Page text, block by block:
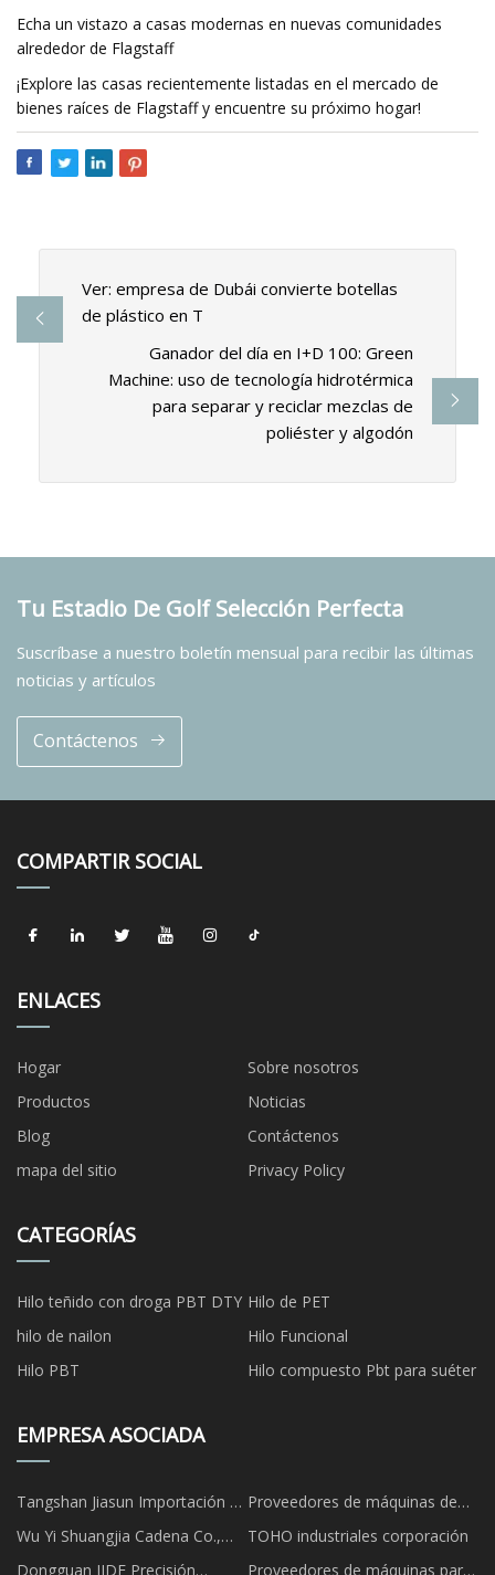
Echa un vistazo a casas modernas en nuevas comunidades
alrededor de Flagstaff
¡Explore las casas recientemente listadas en el mercado de
bienes raíces de Flagstaff y encuentre su próximo hogar!
Ver: empresa de Dubái convierte botellas
de plástico en T
Ganador del día en I+D 100: Green
Machine: uso de tecnología hidrotérmica
para separar y reciclar mezclas de
poliéster y algodón
Tu Estadio De Golf Selección Perfecta
Suscríbase a nuestro boletín mensual para recibir las últimas
noticias y artículos
Contáctenos
COMPARTIR SOCIAL
ENLACES
Hogar
Sobre nosotros
Productos
Noticias
Blog
Contáctenos
mapa del sitio
Privacy Policy
CATEGORÍAS
Hilo teñido con droga PBT DTY Hilo de PET
hilo de nailon
Hilo Funcional
Hilo PBT
Hilo compuesto Pbt para suéter
EMPRESA ASOCIADA
Tangshan Jiasun Importación Y
Exportación Co., Ltd
Proveedores de máquinas de
corte
Wu Yi Shuangjia Cadena Co.,
Ltd
TOHO industriales corporación
Dongguan JIDE Precisión
Proveedores de máquinas para